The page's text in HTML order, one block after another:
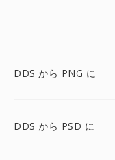
DDS から PNG に
DDS から PSD に